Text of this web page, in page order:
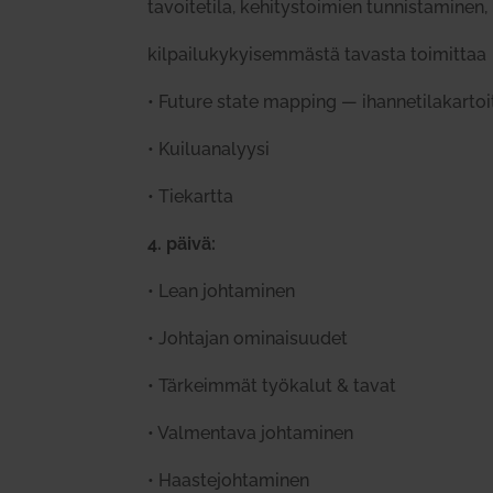
tavoi­tetila, kehi­tys­toimien
kil­pai­lu­ky­kyi­sem­mästä tavasta toi­mittaa
• Future state mapping —
• Kui­lua­na­lyysi
•Tie­kartta
4. päivä:
• Lean joh­ta­minen
• Joh­tajan omi­nai­suudet
•Tär­keimmät työ­kalut & tavat
•Val­mentava joh­ta­minen
• Haas­te­joh­ta­minen